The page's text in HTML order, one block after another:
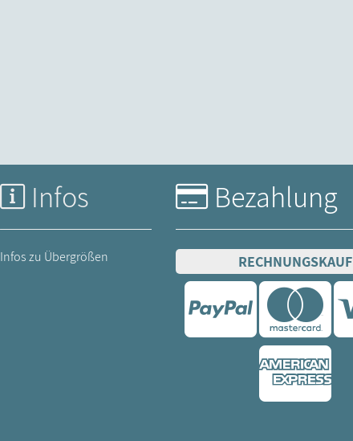
Infos
Infos zu Übergrößen
Bezahlung
RECHNUNGSKAUF